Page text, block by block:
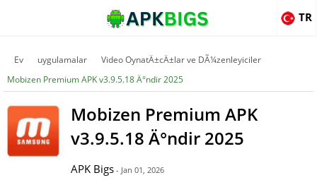
TR
Ev uygulamalar
Video OynatÄ±cÄ±lar ve DÃ¼zenleyiciler
Mobizen Premium APK v3.9.5.18 Ä°ndir 2025
Mobizen Premium APK
v3.9.5.18 Ä°ndir 2025
APK Bigs - Jan 01, 2026